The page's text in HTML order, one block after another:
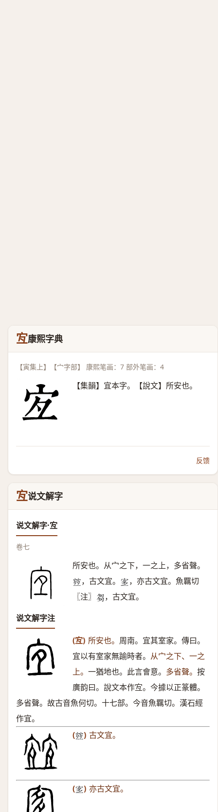
宐康熙字典
【寅集上】【宀字部】 康熙笔画：7 部外笔画：4
【集韻】宜本字。【說文】所安也。
反馈
宐说文解字
说文解字·宐
卷七
所安也。从宀之下，一之上，多省聲。
𡪀 ，古文宜。 𡨆 ，亦古文宜。魚羈切
〖注〗 𠣨 ，古文宜。
说文解字注
(宐) 所安也。 周南。宜其室家。傳曰。
宜以有室家無踰時者。 从宀之下、一之
上。 一猶地也。此言會意。 多省聲。 按
廣韵曰。說文本作宐。今據以正篆體。
多省聲。故古音魚何切。十七部。今音魚羈切。漢石經
作宜。
(𡪀 ) 古文宜。
(𡨆 ) 亦古文宜。